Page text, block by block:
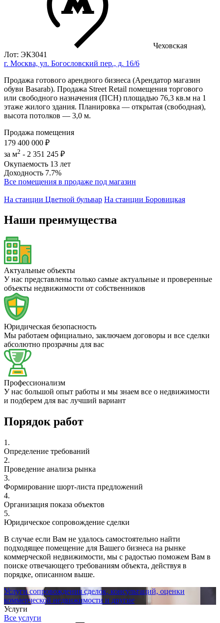
Чеховская
Лот: ЭК3041
г. Москва, ул. Богословский пер., д. 16/6
Продажа готового арендного бизнеса (Арендатор магазин
обуви Basarab). Продажа Street Retail помещения торгового
или свободного назначения (ПСН) площадью 76,3 кв.м на 1
этаже жилого здания. Планировка — открытая (свободная),
высота потолков — 3,0 м.
Продажа помещения
179 400 000 ₽
за м2 - 2 351 245 ₽
Окупаемость 13 лет
Доходность 7.7%
Все помещения в продаже под магазин
На станции Цветной бульвар На станции Боровицкая
Наши преимущества
Актуальные объекты
У нас представлены только самые актуальные и проверенные
объекты недвижимости от собственников
Юридическая безопасность
Мы работаем официально, заключаем договоры и все сделки
абсолютно прозрачны для вас
Профессионализм
У нас большой опыт работы и мы знаем все о недвижимости
и подберем для вас лучший вариант
Порядок работ
1.
Определение требований
2.
Проведение анализа рынка
3.
Формирование шорт-листа предложений
4.
Организация показа объектов
5.
Юридическое сопровождение сделки
В случае если Вам не удалось самостоятельно найти
подходящее помещение для Вашего бизнеса на рынке
коммерческой недвижимости, мы с радостью поможем Вам в
поиске отвечающего требованиям объекта, действуя в
порядке, описанном выше.
Услуги сопровождения сделок, консультаций, оценки
коммерческой недвижимости и другие
Услуги
Все услуги